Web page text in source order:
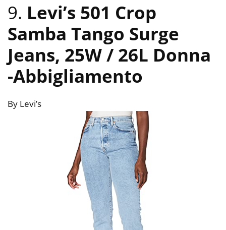
9. Levi’s 501 Crop
Samba Tango Surge
Jeans, 25W / 26L Donna
-Abbigliamento
By Levi’s